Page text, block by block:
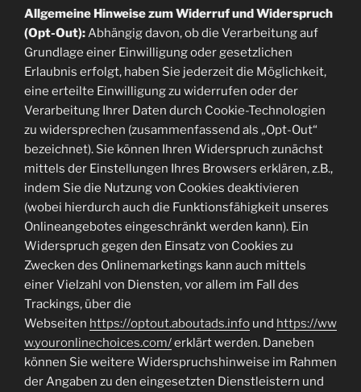
Allgemeine Hinweise zum Widerruf und Widerspruch
(Opt-Out): Abhängig davon, ob die Verarbeitung auf
Grundlage einer Einwilligung oder gesetzlichen
Erlaubnis erfolgt, haben Sie jederzeit die Möglichkeit,
eine erteilte Einwilligung zu widerrufen oder der
Verarbeitung Ihrer Daten durch Cookie-Technologien
zu widersprechen (zusammenfassend als „Opt-Out“
bezeichnet). Sie können Ihren Widerspruch zunächst
mittels der Einstellungen Ihres Browsers erklären, z.B.,
indem Sie die Nutzung von Cookies deaktivieren
(wobei hierdurch auch die Funktionsfähigkeit unseres
Onlineangebotes eingeschränkt werden kann). Ein
Widerspruch gegen den Einsatz von Cookies zu
Zwecken des Onlinemarketings kann auch mittels
einer Vielzahl von Diensten, vor allem im Fall des
Trackings, über die
Webseiten https://optout.aboutads.info und https://ww
w.youronlinechoices.com/erklärt werden. Daneben
können Sie weitere Widerspruchshinweise im Rahmen
der Angaben zu den eingesetzten Dienstleistern und